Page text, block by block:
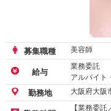
募集職種 美容師
給与
業務委託
アルバイト
正社員-月給
勤務地 大阪府大阪
【業務委託